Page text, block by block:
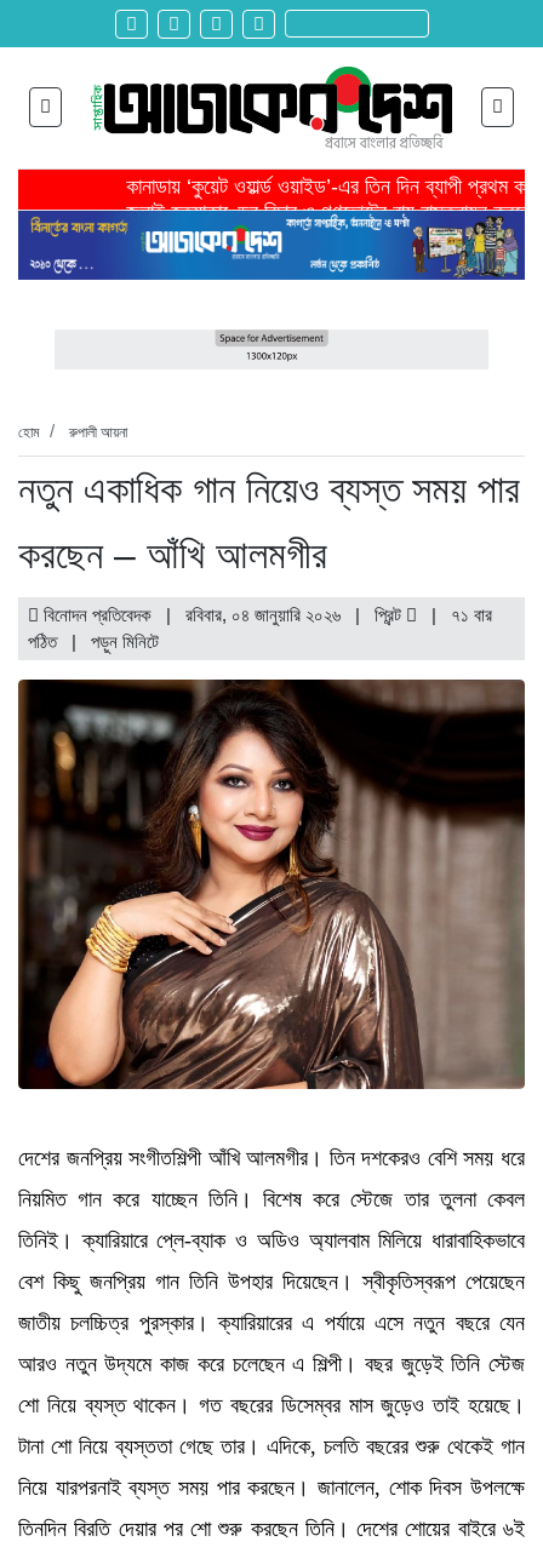
কানাডায় ‘কুয়েট ওয়ার্ল্ড ওয়াইড’-এর তিন দিন ব্যাপী প্রথম
জুলাই হত্যাকাণ্ডের বিচার ও গণভোটের রায় বাস্তবায়ন করতে
তরুণ উদ্ভাবক ও প্রযুক্তি উদ্যোক্তাদের পাশে থাকবে সরকার -
মাদরাসাকে অবহেলা করা শুরু মুজিব সরকারের আমল থেকে-
বাংলাদেশে এসে মার্কিন দূতের ভারতের হাইকমিশনারের সঙ্গে
হবিগঞ্জ ছাত্রদল সভাপতিসহ ১১ জনের বিরুদ্ধে এনসিপির
রাজনৈতিক লড়াইয়ে জিততে হলে সাংস্কৃতিক লড়াইয়ে জিততে
হোম রুপালী আয়না
নতুন একাধিক গান নিয়েও ব্যস্ত সময় পার
করছেন – আঁখি আলমগীর
বিনোদন প্রতিবেদক | রবিবার, ০৪ জানুয়ারি ২০২৬ | প্রিন্ট | ৭১ বার
পঠিত
| পড়ুন মিনিটে
দেশের জনপ্রিয় সংগীতশিল্পী আঁখি আলমগীর। তিন দশকেরও বেশি সময় ধরে
নিয়মিত গান করে যাচ্ছেন তিনি। বিশেষ করে স্টেজে তার তুলনা কেবল
তিনিই। ক্যারিয়ারে প্লে-ব্যাক ও অডিও অ্যালবাম মিলিয়ে ধারাবাহিকভাবে
বেশ কিছু জনপ্রিয় গান তিনি উপহার দিয়েছেন। স্বীকৃতিস্বরূপ পেয়েছেন
জাতীয় চলচ্চিত্র পুরস্কার। ক্যারিয়ারের এ পর্যায়ে এসে নতুন বছরে যেন
আরও নতুন উদ্যমে কাজ করে চলেছেন এ শিল্পী। বছর জুড়েই তিনি স্টেজ
শো নিয়ে ব্যস্ত থাকেন। গত বছরের ডিসেম্বর মাস জুড়েও তাই হয়েছে।
টানা শো নিয়ে ব্যস্ততা গেছে তার। এদিকে, চলতি বছরের শুরু থেকেই গান
নিয়ে যারপরনাই ব্যস্ত সময় পার করছেন। জানালেন, শোক দিবস উপলক্ষে
তিনদিন বিরতি দেয়ার পর শো শুরু করছেন তিনি। দেশের শোয়ের বাইরে ৬ই